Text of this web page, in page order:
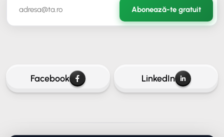
Abonează-te gratuit
Facebook LinkedIn
ORAVIO - Asistent AI
Lasă-ne adresa ta de email ca să continui conversația.